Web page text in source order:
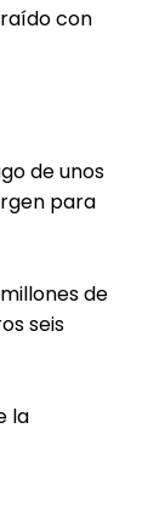
con
de unos
para
de
seis
la